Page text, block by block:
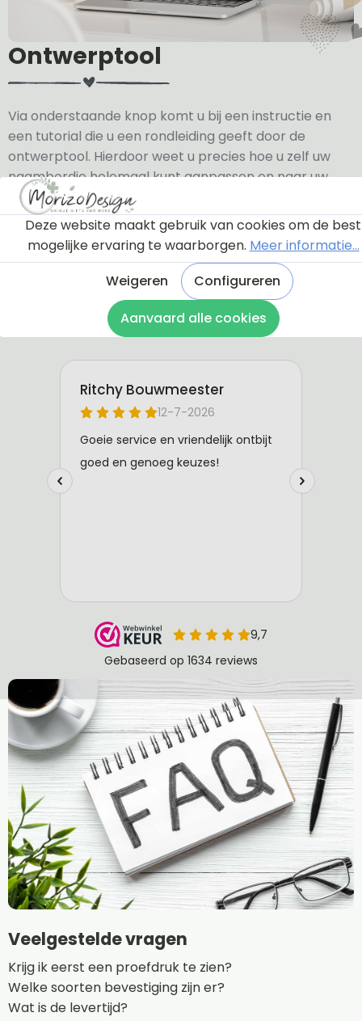
Ontwerptool
Via onderstaande knop komt u bij een instructie en
een tutorial die u een rondleiding geeft door de
ontwerptool. Hierdoor weet u precies hoe u zelf uw
naambordje helemaal kunt aanpassen en naar uw
eigen smaak kunt ontwerpen.
Bekijk de instructie
Veelgestelde vragen
Krijg ik eerst een proefdruk te zien?
Welke soorten bevestiging zijn er?
Wat is de levertijd?
Deze website maakt gebruik van cookies om de best
mogelijke ervaring te waarborgen. Meer informatie...
Weigeren
Configureren
Aanvaard alle cookies